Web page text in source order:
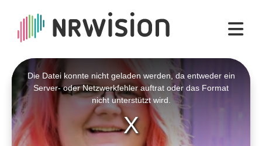
This
is
a
modal
Die Datei konnte nicht geladen werden, da entweder ein
Server- oder Netzwerkfehler auftrat oder das Format
nicht unterstützt wird.